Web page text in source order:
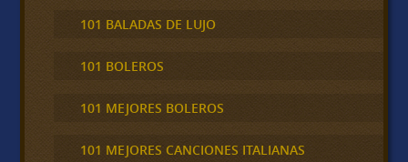
101 BALADAS DE LUJO
101 BOLEROS
101 MEJORES BOLEROS
101 MEJORES CANCIONES ITALIANAS